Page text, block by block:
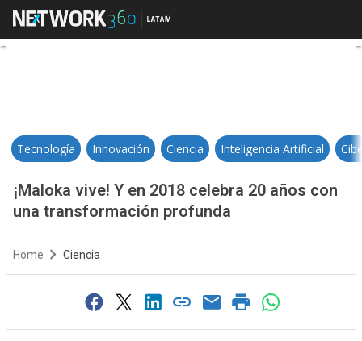
¡Maloka vive! Y en 2018 celebra
Tecnología Innovación Ciencia Inteligencia Artificial
¡Maloka vive! Y en 2018 celebra 20 años con
una transformación profunda
Home Ciencia